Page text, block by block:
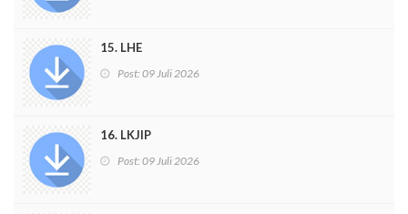
15. LHE
Post:09 Juli 2026
16. LKJIP
Post:09 Juli 2026